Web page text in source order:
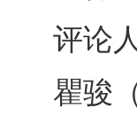
评论
瞿骏